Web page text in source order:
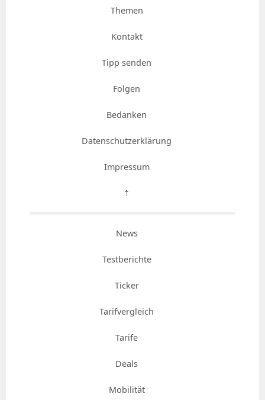
Themen
Kontakt
Tipp senden
Folgen
Bedanken
Datenschutzerklärung
Impressum
⇡
News
Testberichte
Ticker
Tarifvergleich
Tarife
Deals
Mobilität